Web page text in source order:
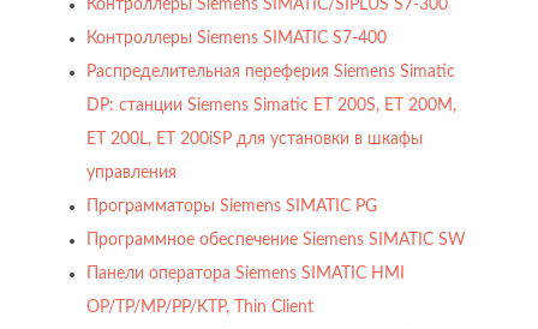
Контроллеры Siemens SIMATIC/SIPLUS S7-300
Контроллеры Siemens SIMATIC S7-400
Распределительная переферия Siemens Simatic
DP: станции Siemens Simatic ET 200S, ET 200M,
ET 200L, ET 200iSP для установки в шкафы
управления
Программаторы Siemens SIMATIC PG
Программное обеспечение Siemens SIMATIC SW
Панели оператора Siemens SIMATIC HMI
OP/TP/MP/PP/KTP, Thin Client